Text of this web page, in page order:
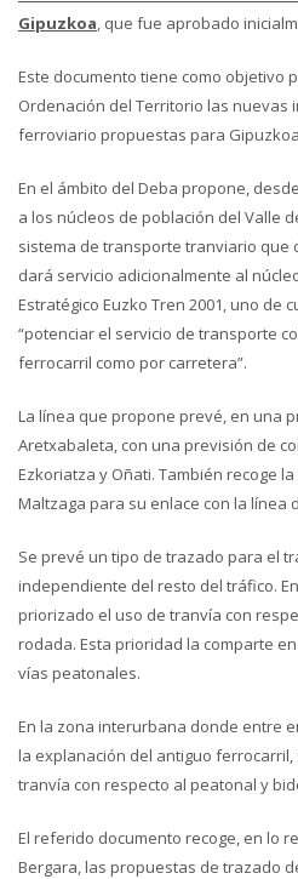
Gipuzkoa, que fue aprobado
Este documento tiene como objetivo
Ordenación del Territorio las
ferroviario propuestas para
En el ámbito del Deba propone,
a los núcleos de población del Valle
sistema de transporte tranviario que
dará servicio adicionalmente al
Estratégico Euzko Tren 2001, uno de
“potenciar el servicio de transporte
ferrocarril como por carretera”.
La línea que propone prevé, en una
Aretxabaleta, con una previsión de
Ezkoriatza y Oñati. También recoge
Maltzaga para su enlace con la línea
Se prevé un tipo de trazado para el
independiente del resto del tráfico.
priorizado el uso de tranvía con
rodada. Esta prioridad la comparte
vías peatonales.
En la zona interurbana donde entre
la explanación del antiguo
tranvía con respecto al peatonal y
El referido documento recoge, en lo
Bergara, las propuestas de trazado